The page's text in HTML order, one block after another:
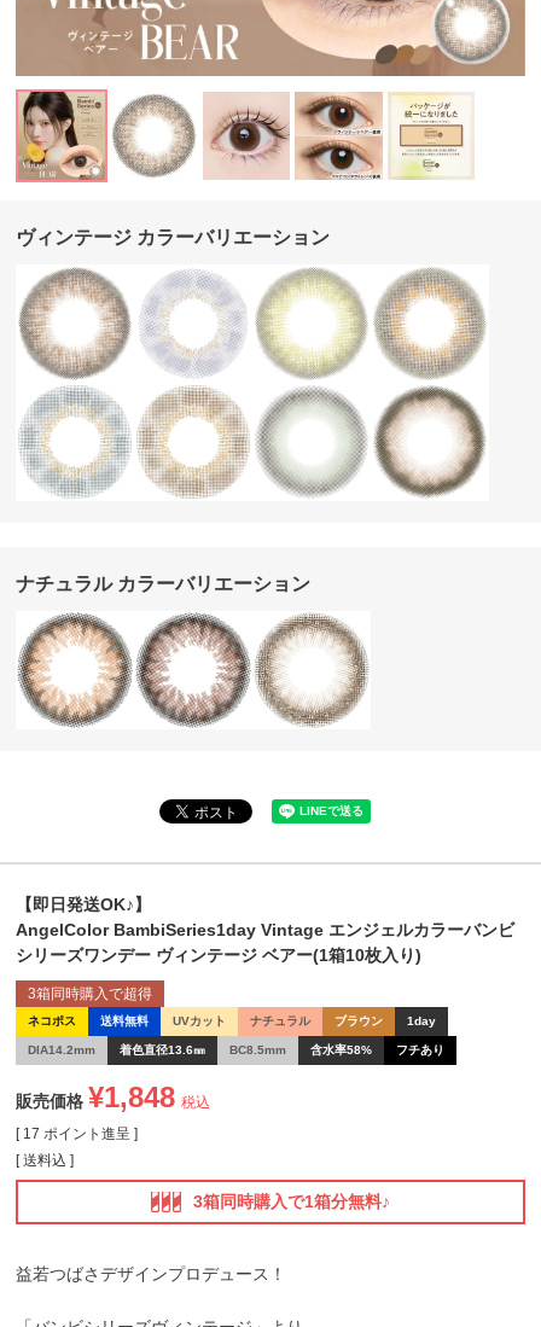
ヴィンテージ カラーバリエーション
ナチュラル カラーバリエーション
【即日発送OK♪】
AngelColor BambiSeries1day Vintage エンジェルカラーバンビ
シリーズワンデー ヴィンテージ ベアー(1箱10枚入り)
ネコポス 送料無料 UVカット ナチュラル ブラウン 1day
DIA14.2mm 着色直径13.6㎜ BC8.5mm 含水率58% フチあり
3箱同時購入で超得
販売価格 ¥1,848 税込
[ 17 ポイント進呈 ]
送料込
3箱同時購入で1箱分無料♪
益若つばさデザインプロデュース！